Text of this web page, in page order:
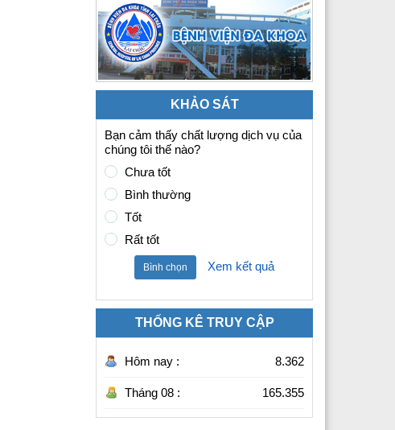
KHẢO SÁT
Bạn cảm thấy chất lượng dịch vụ của
chúng tôi thế nào?
Chưa tốt
Bình thường
Tốt
Rất tốt
Bình chọn Xem kết quả
THỐNG KÊ TRUY CẬP
Hôm nay : 8.362
Tháng 08 : 165.355